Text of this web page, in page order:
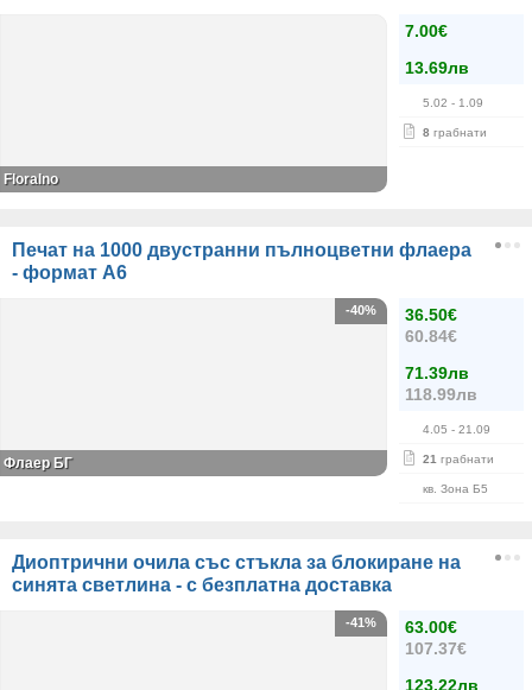
7.00€
13.69лв
5.02 - 1.09
8 грабнати
Floralno
Печат на 1000 двустранни пълноцветни флаера
- формат А6
36.50€
60.84€
71.39лв
118.99лв
4.05 - 21.09
21 грабнати
кв. Зона Б5
-40%
Флаер БГ
Диоптрични очила със стъкла за блокиране на
синята светлина - с безплатна доставка
63.00€
107.37€
123.22лв
-41%